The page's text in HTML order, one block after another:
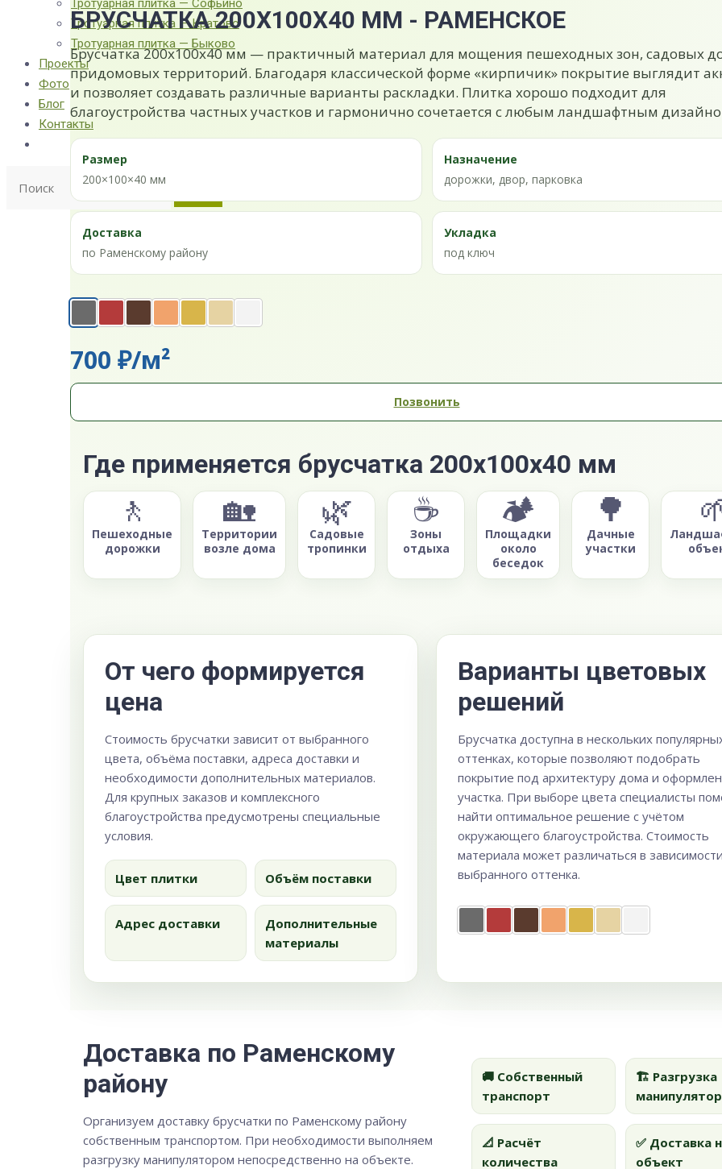
Тротуарная плитка — Софьино
Тротуарная плитка — Кратово
Тротуарная плитка — Быково
Проекты
Фото
Блог
Контакты
БРУСЧАТКА 200Х100Х40 ММ - РАМЕНСКОЕ
Брусчатка 200х100х40 мм — практичный материал для мощения пешеходных зон, садовых
придомовых территорий. Благодаря классической форме «кирпичик» покрытие выглядит
и позволяет создавать различные варианты раскладки. Плитка хорошо подходит для
благоустройства частных участков и гармонично сочетается с любым ландшафтным
Размер
200×100×40 мм
Назначение
дорожки, двор, парковка
Доставка
по Раменскому району
Укладка
под ключ
700 ₽/м²
Позвонить
Где применяется брусчатка 200х100х40 мм
🚶
Пешеходные
дорожки
🏡
Территории
возле дома
🌿
Садовые
тропинки
☕
Зоны
отдыха
🏕️
Площадки
около
беседок
🌳
Дачные
участки
От чего формируется
цена
Стоимость брусчатки зависит от выбранного
цвета, объёма поставки, адреса доставки и
необходимости дополнительных материалов.
Для крупных заказов и комплексного
благоустройства предусмотрены специальные
условия.
Цвет плитки Объём поставки
Адрес доставки
Дополнительные
материалы
Варианты цветовых
решений
Брусчатка доступна в нескольких
оттенках, которые позволяют подобрать
покрытие под архитектуру дома и
участка. При выборе цвета специалисты
найти оптимальное решение с учётом
окружающего благоустройства. Стоимость
материала может различаться в
выбранного оттенка.
Доставка по Раменскому
району
Организуем доставку брусчатки по Раменскому району
собственным транспортом. При необходимости выполняем
разгрузку манипулятором непосредственно на объекте.
🚚 Собственный
транспорт
🏗️ Разгрузка
📐 Расчёт
количества
✅ Доставка
объект